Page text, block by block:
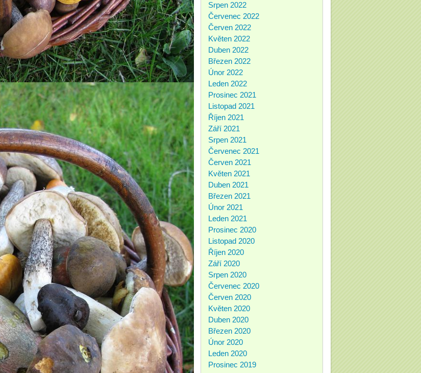
Srpen 2022
Červenec 2022
Červen 2022
Květen 2022
Duben 2022
Březen 2022
Únor 2022
Leden 2022
Prosinec 2021
Listopad 2021
Říjen 2021
Září 2021
Srpen 2021
Červenec 2021
Červen 2021
Květen 2021
Duben 2021
Březen 2021
Únor 2021
Leden 2021
Prosinec 2020
Listopad 2020
Říjen 2020
Září 2020
Srpen 2020
Červenec 2020
Červen 2020
Květen 2020
Duben 2020
Březen 2020
Únor 2020
Leden 2020
Prosinec 2019